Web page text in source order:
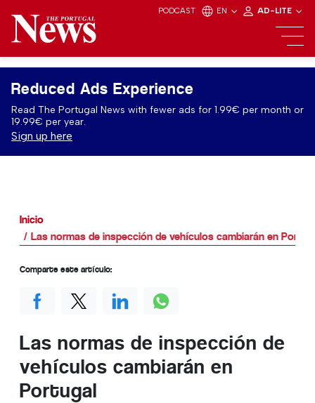
PODCAST EN AD-LITE
Reduced Ads Experience
Read The Portugal News with fewer ads for 1.99€ per month or
19.99€ per year.
Sign up here
Inicio
Las normas de inspección de vehículos cambiarán en
Las normas de inspección de
vehículos cambiarán en
Portugal
Comparte este artículo: